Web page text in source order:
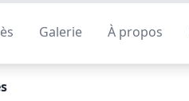
Galerie À propos